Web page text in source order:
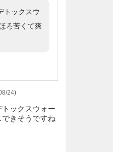
トックスウ
ろ苦くて爽
24)
ックスウォー
きそうですね